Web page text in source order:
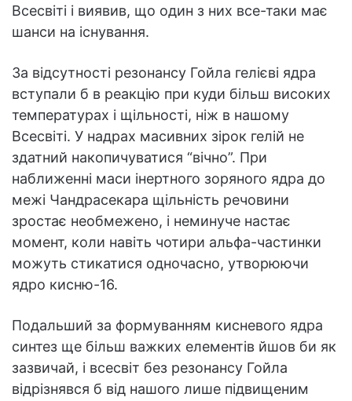
Всесвіті і виявив, що один з них все-таки має
шанси на існування.
За відсутності резонансу Гойла гелієві ядра
вступали б в реакцію при куди більш високих
температурах і щільності, ніж в нашому
Всесвіті. У надрах масивних зірок гелій не
здатний накопичуватися “вічно”. При
наближенні маси інертного зоряного ядра до
межі Чандрасекара щільність речовини
зростає необмежено, і неминуче настає
момент, коли навіть чотири альфа-частинки
можуть стикатися одночасно, утворюючи
ядро кисню-16.
Подальший за формуванням кисневого ядра
синтез ще більш важких елементів йшов би як
зазвичай, і всесвіт без резонансу Гойла
відрізнявся б від нашого лише підвищеним